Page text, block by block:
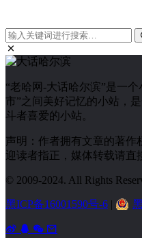
“老哈网-大话哈尔滨”是一
市”之间美好记忆的小站，
斗者喜爱的小站。
声明：作者拥有文章的著作
迎读者指正，媒体转载请直
© 2009-2024. All Rights
黑ICP备16001590号-6 |